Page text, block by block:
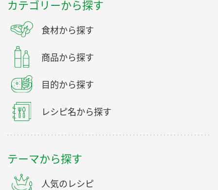
カテゴリーから探す
食材から探す
商品から探す
目的から探す
レシピ名から探す
テーマから探す
人気のレシピ